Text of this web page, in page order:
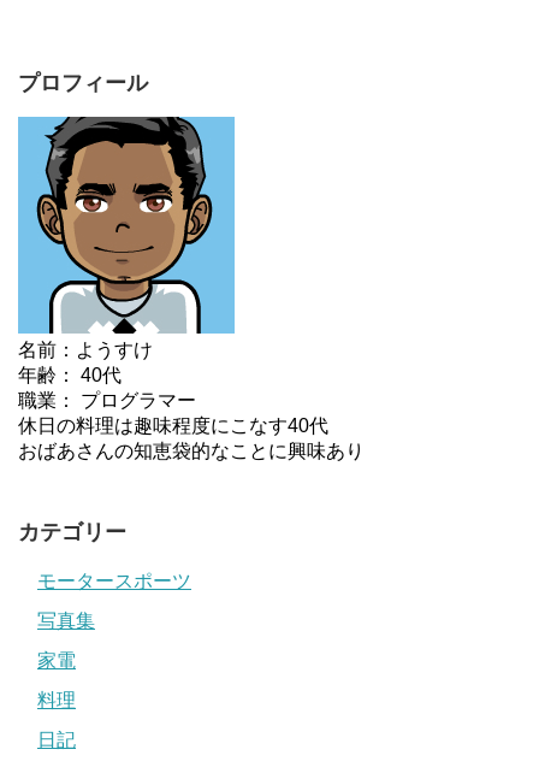
プロフィール
名前：ようすけ
年齢： 40代
職業： プログラマー
休日の料理は趣味程度にこなす40代
おばあさんの知恵袋的なことに興味あり
カテゴリー
モータースポーツ
写真集
家電
料理
日記